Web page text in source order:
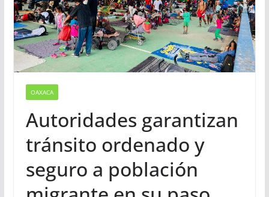
OAXACA
Autoridades garantizan
tránsito ordenado y
seguro a población